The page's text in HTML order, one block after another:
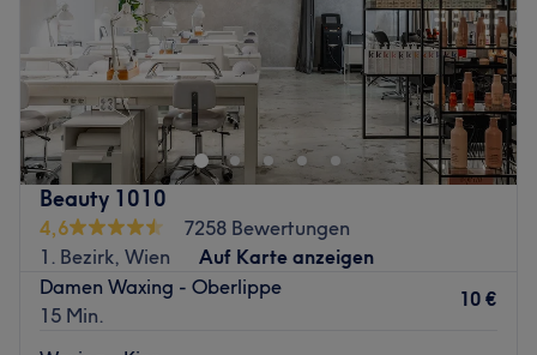
Beauty 1010
4,6
7258 Bewertungen
1. Bezirk, Wien
Auf Karte anzeigen
Damen Waxing - Oberlippe
15 Min.
10 €